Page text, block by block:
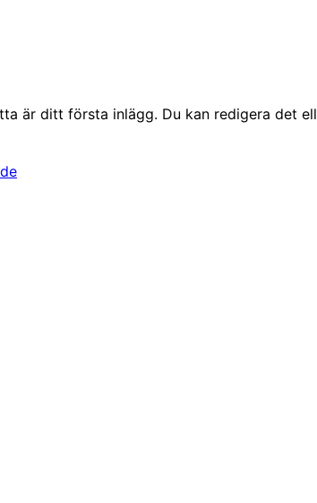
är ditt första inlägg. Du kan redigera det